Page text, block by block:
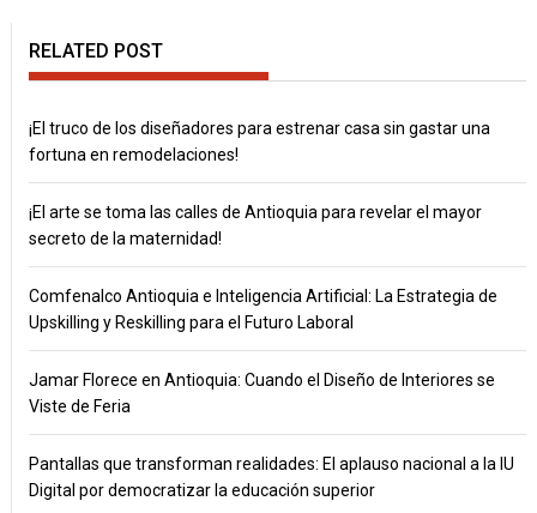
RELATED POST
¡El truco de los diseñadores para estrenar casa sin gastar una
fortuna en remodelaciones!
¡El arte se toma las calles de Antioquia para revelar el mayor
secreto de la maternidad!
Comfenalco Antioquia e Inteligencia Artificial: La Estrategia de
Upskilling y Reskilling para el Futuro Laboral
Jamar Florece en Antioquia: Cuando el Diseño de Interiores se
Viste de Feria
Pantallas que transforman realidades: El aplauso nacional a la IU
Digital por democratizar la educación superior